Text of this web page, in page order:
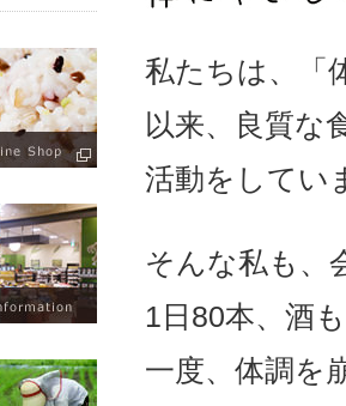
私たちは、「
以来、良質な
活動をしてい
そんな私も、
1日80本、酒
一度、体調を